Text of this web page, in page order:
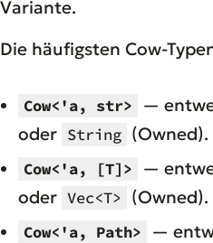
Variante.
Die häufigsten Cow-
Cow<'a, str> —
oder String (Owned).
Cow<'a, [T]> —
oder Vec<T> (Owned).
Cow<'a, Path> —